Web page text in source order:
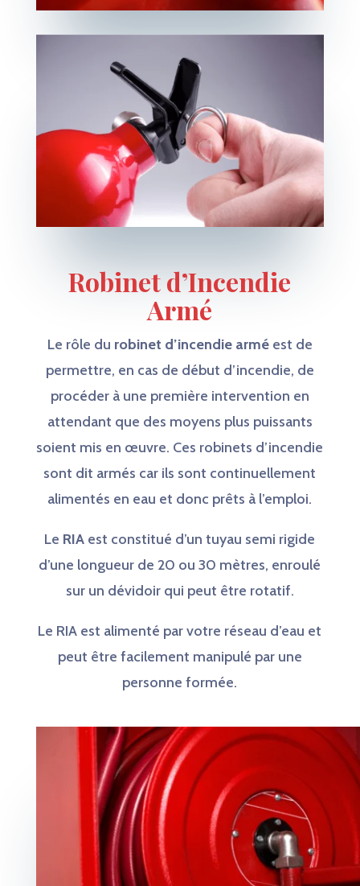
Robinet d’Incendie
Armé
Le rôle du robinet d’incendie armé est de
permettre, en cas de début d’incendie, de
procéder à une première intervention en
attendant que des moyens plus puissants
soient mis en œuvre. Ces robinets d’incendie
sont dit armés car ils sont continuellement
alimentés en eau et donc prêts à l’emploi.
Le RIA est constitué d’un tuyau semi rigide
d’une longueur de 20 ou 30 mètres, enroulé
sur un dévidoir qui peut être rotatif.
Le RIA est alimenté par votre réseau d’eau et
peut être facilement manipulé par une
personne formée.